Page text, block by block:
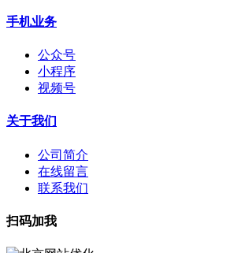
手机业务
公众号
小程序
视频号
关于我们
公司简介
在线留言
联系我们
扫码加我